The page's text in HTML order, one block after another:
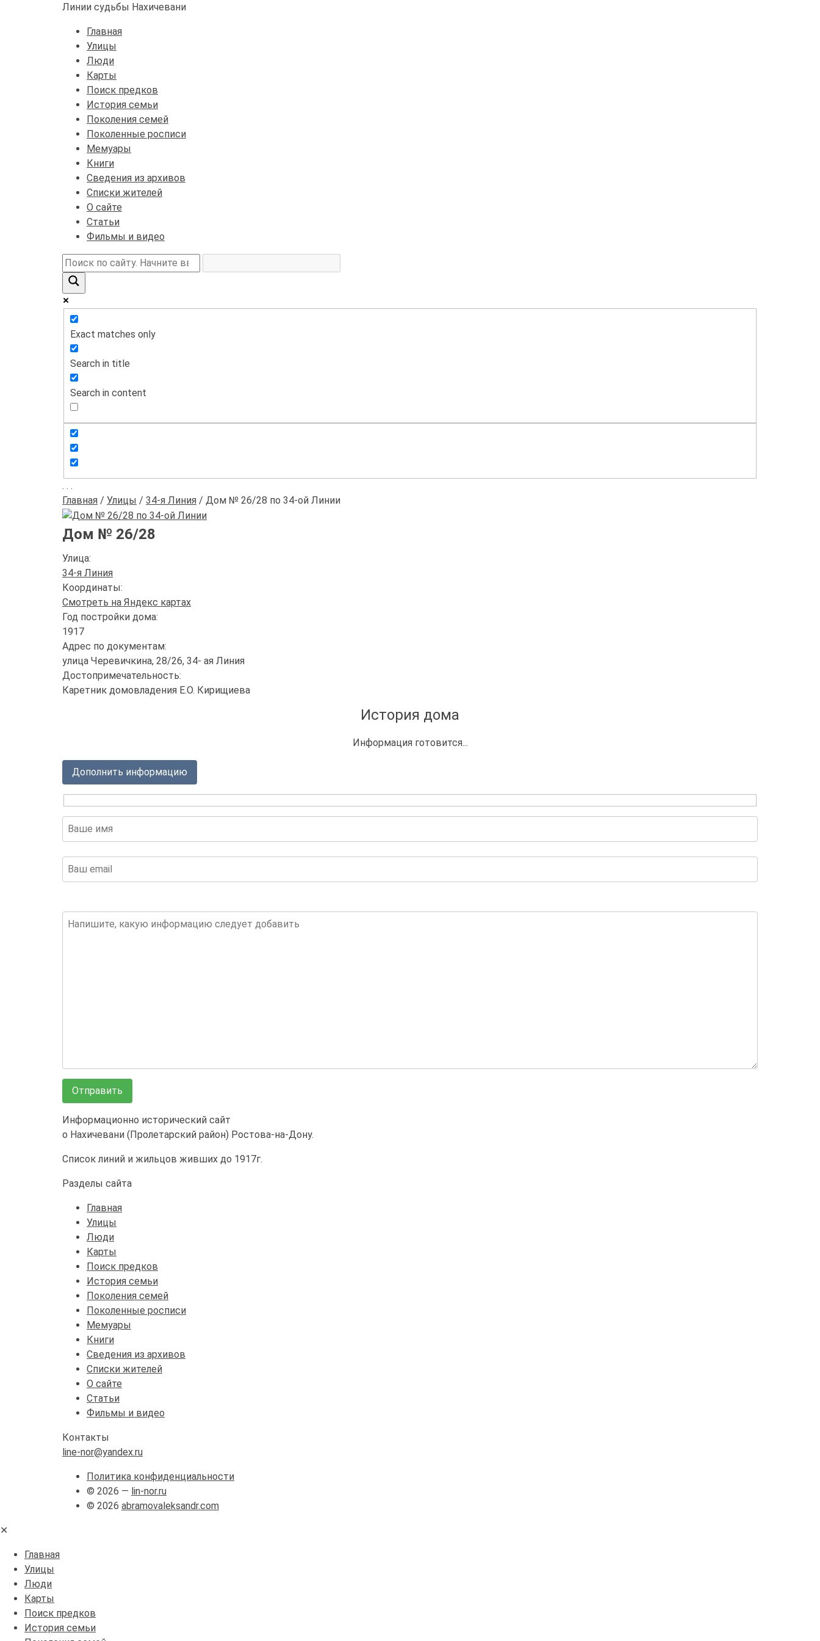
Линии судьбы Нахичевани
Главная
Улицы
Люди
Карты
Поиск предков
История семьи
Поколения семей
Поколенные росписи
Мемуары
Книги
Сведения из архивов
Списки жителей
О сайте
Статьи
Фильмы и видео
Exact matches only
Search in title
Search in content
. . .
Главная / Улицы / 34-я Линия / Дом № 26/28 по 34-ой Линии
Дом № 26/28
Улица:
34-я Линия
Координаты:
Смотреть на Яндекс картах
Год постройки дома:
1917
Адрес по документам:
улица Черевичкина, 28/26, 34- ая Линия
Достопримечательность:
Каретник домовладения Е.О. Кирищиева
История дома
Информация готовится...
Дополнить информацию
Информационно исторический сайт
о Нахичевани (Пролетарский район) Ростова-на-Дону.
Список линий и жильцов живших до 1917г.
Разделы сайта
Главная
Улицы
Люди
Карты
Поиск предков
История семьи
Поколения семей
Поколенные росписи
Мемуары
Книги
Сведения из архивов
Списки жителей
О сайте
Статьи
Фильмы и видео
Контакты
line-nor@yandex.ru
Политика конфиденциальности
© 2026 — lin-nor.ru
© 2026 abramovaleksandr.com
✕
Главная
Улицы
Люди
Карты
Поиск предков
История семьи